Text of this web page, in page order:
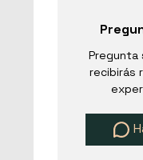
recibirás